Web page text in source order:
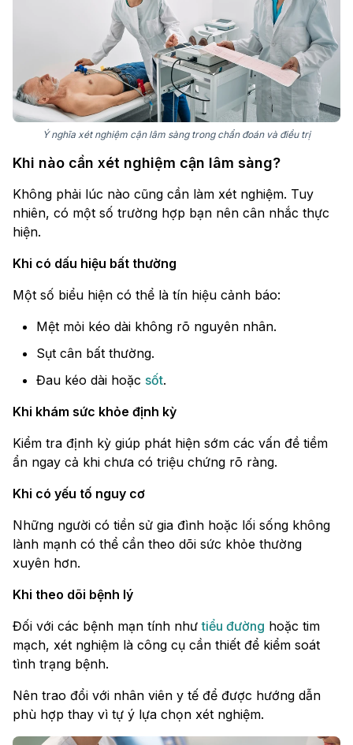
Ý nghĩa xét nghiệm cận lâm sàng trong chẩn đoán và điều trị
Khi nào cần xét nghiệm cận lâm sàng?
Không phải lúc nào cũng cần làm xét nghiệm. Tuy
nhiên, có một số trường hợp bạn nên cân nhắc thực
hiện.
Khi có dấu hiệu bất thường
Một số biểu hiện có thể là tín hiệu cảnh báo:
Mệt mỏi kéo dài không rõ nguyên nhân.
Sụt cân bất thường.
Đau kéo dài hoặc sốt.
Khi khám sức khỏe định kỳ
Kiểm tra định kỳ giúp phát hiện sớm các vấn đề tiềm
ẩn ngay cả khi chưa có triệu chứng rõ ràng.
Khi có yếu tố nguy cơ
Những người có tiền sử gia đình hoặc lối sống không
lành mạnh có thể cần theo dõi sức khỏe thường
xuyên hơn.
Khi theo dõi bệnh lý
Đối với các bệnh mạn tính nhưtiểu đường hoặc tim
mạch, xét nghiệm là công cụ cần thiết để kiểm soát
tình trạng bệnh.
Nên trao đổi với nhân viên y tế để được hướng dẫn
phù hợp thay vì tự ý lựa chọn xét nghiệm.